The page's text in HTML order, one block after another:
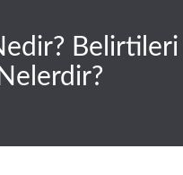
Belirtileri